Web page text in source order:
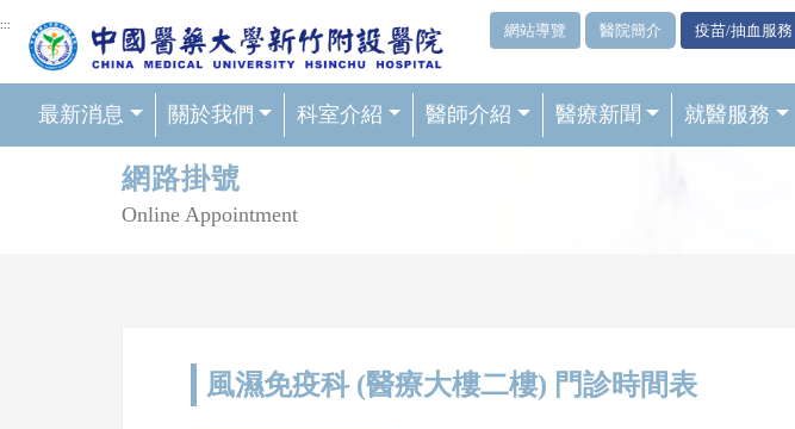
網頁頂端重要消息及連結
::: 網站導覽 醫院簡介 疫苗/抽血服務
最新消息 關於我們 科室介紹 醫師介紹 醫療新聞 就醫服務
網路掛號
Online Appointment
風濕免疫科 (醫療大樓二樓) 門診時間表